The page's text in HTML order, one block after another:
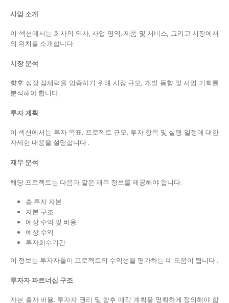
사업 소개
이 섹션에서는 회사의 역사, 사업 영역, 제품 및 서비스, 그리고 시장에서
의 위치를 소개합니다.
시장 분석
향후 성장 잠재력을 입증하기 위해 시장 규모, 개발 동향 및 사업 기회를
분석해야 합니다 .
투자 계획
이 섹션에서는 투자 목표, 프로젝트 규모, 투자 항목 및 실행 일정에 대한
자세한 내용을 설명합니다 .
재무 분석
해당 프로젝트는 다음과 같은 재무 정보를 제공해야 합니다.
총 투자 자본
자본 구조
예상 수익 및 비용
예상 수익
투자회수기간
이 정보는 투자자들이 프로젝트의 수익성을 평가하는 데 도움이 됩니다 .
투자자 파트너십 구조
자본 출자 비율, 투자자 권리 및 향후 매각 계획을 명확하게 정의해야 합